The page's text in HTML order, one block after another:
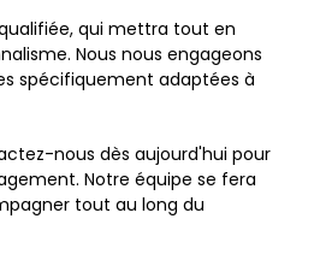
qui mettra tout en
Nous nous engageons
spécifiquement adaptées à
nous dès aujourd'hui pour
Notre équipe se fera
tout au long du